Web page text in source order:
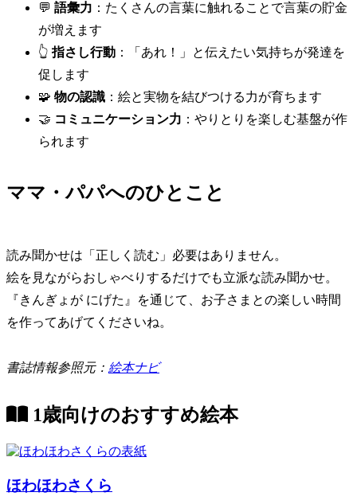
💬 語彙力 ：たくさんの言葉に触れることで言葉の貯金
が増えます
👆指さし行動 ：「あれ！」と伝えたい気持ちが発達を
促します
🧩 物の認識 ：絵と実物を結びつける力が育ちます
🤝 コミュニケーション力 ：やりとりを楽しむ基盤が作
られます
ママ・パパへのひとこと
読み聞かせは「正しく読む」必要はありません。
絵を見ながらおしゃべりするだけでも立派な読み聞かせ。
『きんぎょが にげた』を通じて、お子さまとの楽しい時間
を作ってあげてくださいね。
書誌情報参照元： 絵本ナビ
1歳向けのおすすめ絵本
ほわほわさくら